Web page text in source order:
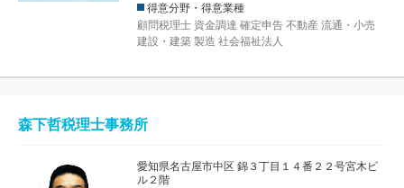
得意分野・得意業種
顧問税理士 資金調達 確定申告 不動産 流通・小売
建設・建築 製造 社会福祉法人
森下哲税理士事務所
愛知県名古屋市中区 錦３丁目１４番２２号宮木ビ
ル２階